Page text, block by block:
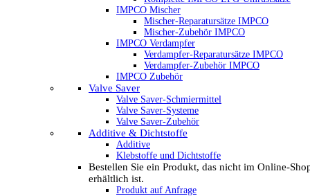
IMPCO Mischer
Mischer-Reparatursätze IMPCO
Mischer-Zubehör IMPCO
IMPCO Verdampfer
Verdampfer-Reparatursätze IMPCO
Verdampfer-Zubehör IMPCO
IMPCO Zubehör
Valve Saver
Valve Saver-Schmiermittel
Valve Saver-Systeme
Valve Saver-Zubehör
Additive & Dichtstoffe
Additive
Klebstoffe und Dichtstoffe
Bestellen Sie ein Produkt, das nicht im Online-
erhältlich ist.
Produkt auf Anfrage